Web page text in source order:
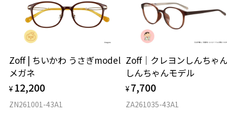
Zoff | ちいかわ うさぎmodel
メガネ
¥ 12,200
ZN261001-43A1
Zoff｜クレヨンしんち
しんちゃんモデル
¥ 7,700
ZA261035-43A1